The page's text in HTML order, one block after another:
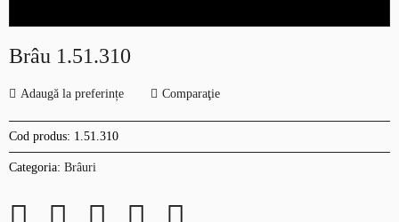
Brâu 1.51.310
Adaugă la preferințe Comparaţie
Cod produs: 1.51.310
Categoria: Brâuri